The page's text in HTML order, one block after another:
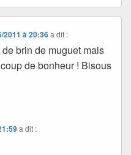
2011 à 20:36 a dit :
de brin de muguet mais
de bonheur ! Bisous
a dit :